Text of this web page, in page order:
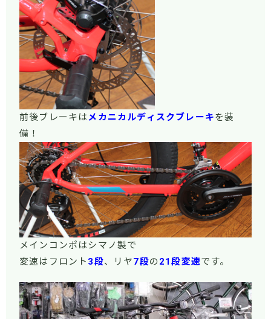
前後ブレーキはメカニカルディスクブレーキを装
備！
メインコンポはシマノ製で
変速はフロント 3段、リヤ7段の 21段変速です。